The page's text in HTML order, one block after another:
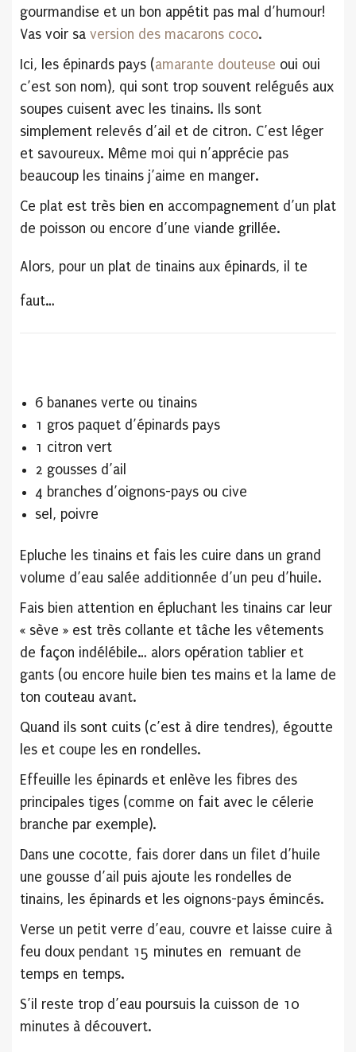
gourmandise et un bon appétit pas mal d’humour!
Vas voir sa version des macarons coco.
Ici, les épinards pays (amarante douteuse oui oui
c’est son nom), qui sont trop souvent relégués aux
soupes cuisent avec les tinains. Ils sont
simplement relevés d’ail et de citron. C’est léger
et savoureux. Même moi qui n’apprécie pas
beaucoup les tinains j’aime en manger.
Ce plat est très bien en accompagnement d’un plat
de poisson ou encore d’une viande grillée.
Alors, pour un plat de tinains aux épinards, il te
faut…
6 bananes verte ou tinains
1 gros paquet d’épinards pays
1 citron vert
2 gousses d’ail
4 branches d’oignons-pays ou cive
sel, poivre
Epluche les tinains et fais les cuire dans un grand
volume d’eau salée additionnée d’un peu d’huile.
Fais bien attention en épluchant les tinains car leur
« sève » est très collante et tâche les vêtements
de façon indélébile… alors opération tablier et
gants (ou encore huile bien tes mains et la lame de
ton couteau avant.
Quand ils sont cuits (c’est à dire tendres), égoutte
les et coupe les en rondelles.
Effeuille les épinards et enlève les fibres des
principales tiges (comme on fait avec le célerie
branche par exemple).
Dans une cocotte, fais dorer dans un filet d’huile
une gousse d’ail puis ajoute les rondelles de
tinains, les épinards et les oignons-pays émincés.
Verse un petit verre d’eau, couvre et laisse cuire à
feu doux pendant 15 minutes en remuant de
temps en temps.
S’il reste trop d’eau poursuis la cuisson de 10
minutes à découvert.